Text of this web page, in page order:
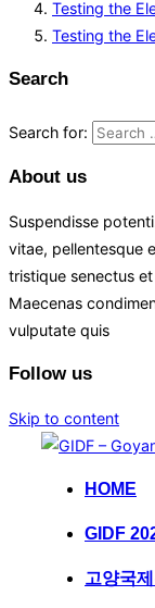
Testing the
Testing the
Search
Search for:
About us
Suspendisse
vitae, pellentesque
tristique senectus
Maecenas
vulputate quis
Follow us
Skip to content
HOME
GIDF
고양국제